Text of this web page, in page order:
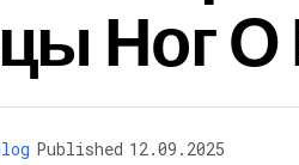
Ног О
Published 12.09.2025